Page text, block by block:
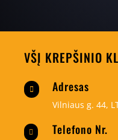
VŠĮ KREPŠINIO
 Adresas
Vilniaus g. 44,
 Telefono Nr.